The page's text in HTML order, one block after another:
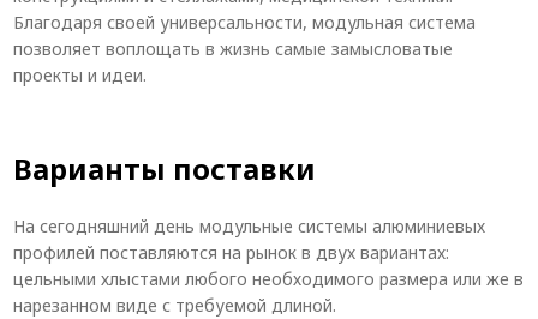
Благодаря своей универсальности, модульная система
позволяет воплощать в жизнь самые замысловатые
проекты и идеи.
Варианты поставки
На сегодняшний день модульные системы алюминиевых
профилей поставляются на рынок в двух вариантах:
цельными хлыстами любого необходимого размера или же в
нарезанном виде с требуемой длиной.